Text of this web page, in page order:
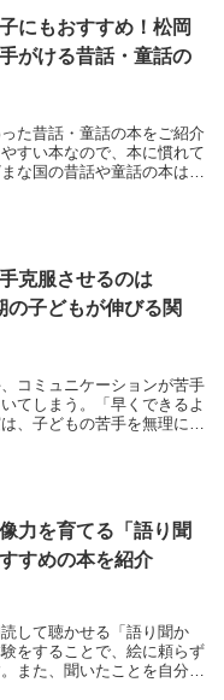
にもおすすめ！松岡
がける昔話・童話の
た昔話・童話の本をご紹介
すい本なので、本に慣れて
な国の昔話や童話の本は、
克服させるのは
の子どもが伸びる関
コミュニケーションが苦手
てしまう。「早くできるよ
、子どもの苦手を無理に克
力を育てる「語り聞
すめの本を紹介
して聴かせる「語り聞か
をすることで、絵に頼らず
また、聞いたことを自分の